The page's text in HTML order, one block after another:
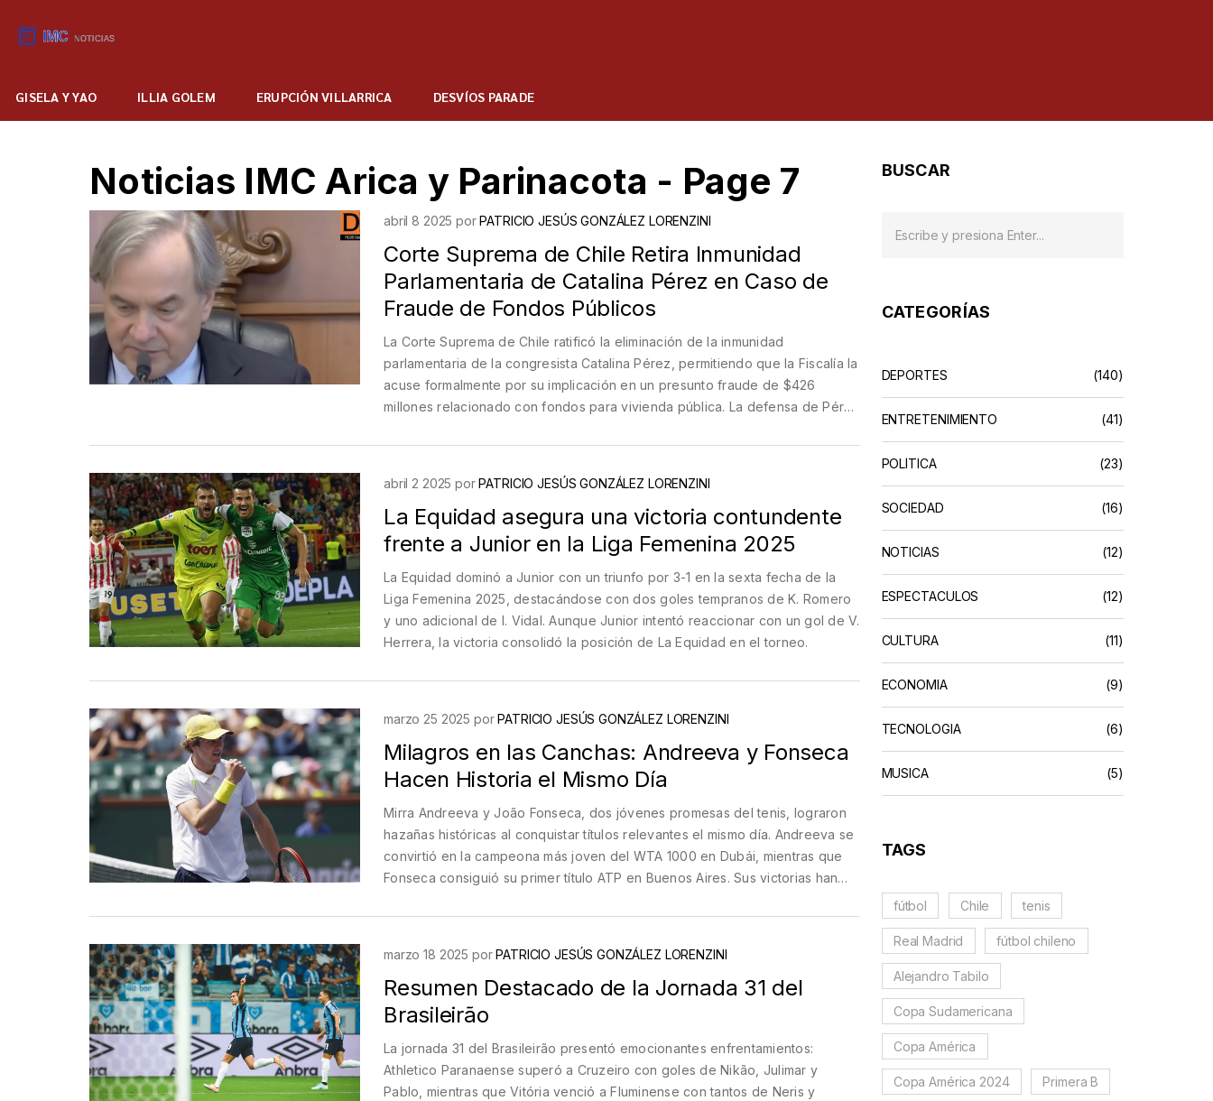
GISELA Y YAO ILLIA GOLEM ERUPCIÓN VILLARRICA DESVÍOS PARADE
Noticias IMC Arica y Parinacota - Page 7
abril 8 2025 porPATRICIO JESÚS GONZÁLEZ LORENZINI
Corte Suprema de Chile Retira Inmunidad
Parlamentaria de Catalina Pérez en Caso de
Fraude de Fondos Públicos
La Corte Suprema de Chile ratificó la eliminación de la inmunidad
parlamentaria de la congresista Catalina Pérez, permitiendo que la Fiscalía la
acuse formalmente por su implicación en un presunto fraude de $426
millones relacionado con fondos para vivienda pública. La defensa de Pérez
judicial.
abril 2 2025 porPATRICIO JESÚS GONZÁLEZ LORENZINI
La Equidad asegura una victoria contundente
frente a Junior en la Liga Femenina 2025
La Equidad dominó a Junior con un triunfo por 3-1 en la sexta fecha de la
Liga Femenina 2025, destacándose con dos goles tempranos de K. Romero
y uno adicional de I. Vidal. Aunque Junior intentó reaccionar con un gol de V.
Herrera, la victoria consolidó la posición de La Equidad en el torneo.
marzo 25 2025 porPATRICIO JESÚS GONZÁLEZ LORENZINI
Milagros en las Canchas: Andreeva y Fonseca
Hacen Historia el Mismo Día
Mirra Andreeva y João Fonseca, dos jóvenes promesas del tenis, lograron
hazañas históricas al conquistar títulos relevantes el mismo día. Andreeva se
convirtió en la campeona más joven del WTA 1000 en Dubái, mientras que
Fonseca consiguió su primer título ATP en Buenos Aires. Sus victorias han
marzo 18 2025 porPATRICIO JESÚS GONZÁLEZ LORENZINI
Resumen Destacado de la Jornada 31 del
Brasileirão
La jornada 31 del Brasileirão presentó emocionantes enfrentamientos:
Athletico Paranaense superó a Cruzeiro con goles de Nikão, Julimar y
Pablo, mientras que Vitória venció a Fluminense con tantos de Neris y
BUSCAR
CATEGORÍAS
DEPORTES (140)
ENTRETENIMIENTO (41)
POLÍTICA (23)
SOCIEDAD (16)
NOTICIAS (12)
ESPECTACULOS (12)
CULTURA (11)
ECONOMIA (9)
TECNOLOGIA (6)
MUSICA (5)
TAGS
fútbol Chile tenis
Real Madrid fútbol chileno
Alejandro Tabilo
Copa Sudamericana
Copa América
Copa América 2024 Primera B